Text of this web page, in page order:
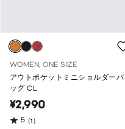
WOMEN, ONE SIZE
アウトポケットミニショルダーバ
ッグ CL
¥2,990
5 (1)